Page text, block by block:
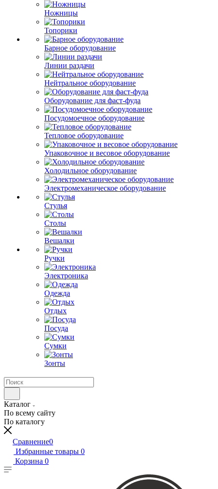
Ножницы
Топорики
Барное оборудование
Линии раздачи
Нейтральное оборудование
Оборудование для фаст-фуда
Посудомоечное оборудование
Тепловое оборудование
Упаковочное и весовое оборудование
Холодильное оборудование
Электромеханическое оборудование
Стулья
Столы
Вешалки
Ручки
Электроника
Одежда
Отдых
Посуда
Сумки
Зонты
Каталог
По всему сайту
По каталогу
Сравнение0
Избранные товары 0
Корзина 0